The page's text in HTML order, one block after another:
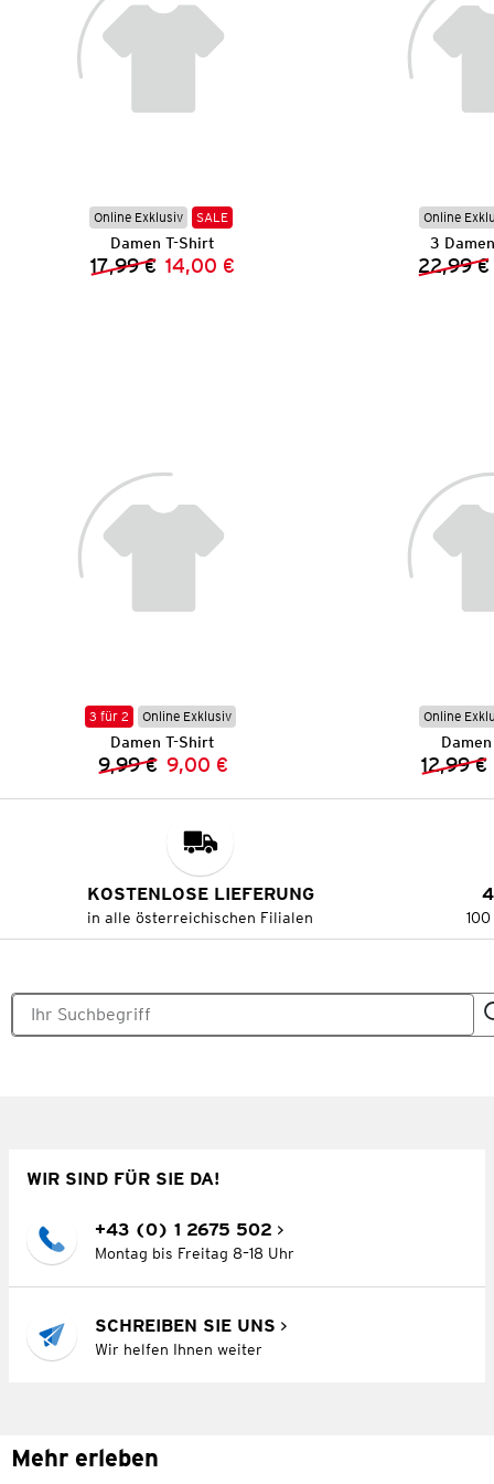
Online Exklusiv SALE
Damen T-Shirt
Vorheriger Preis:
17,99 € Neuer Preis:
14,00 €
Online
3
22,99 €
3 für 2 Online Exklusiv
Damen T-Shirt
Vorheriger Preis:
9,99 € Neuer Preis:
9,00 €
Online
12,99 €
KOSTENLOSE LIEFERUNG
in alle österreichischen Filialen
WIR SIND FÜR SIE DA!
+43 (0) 1 2675 502
Montag bis Freitag 8–18 Uhr
SCHREIBEN SIE UNS
Wir helfen Ihnen weiter
Mehr erleben